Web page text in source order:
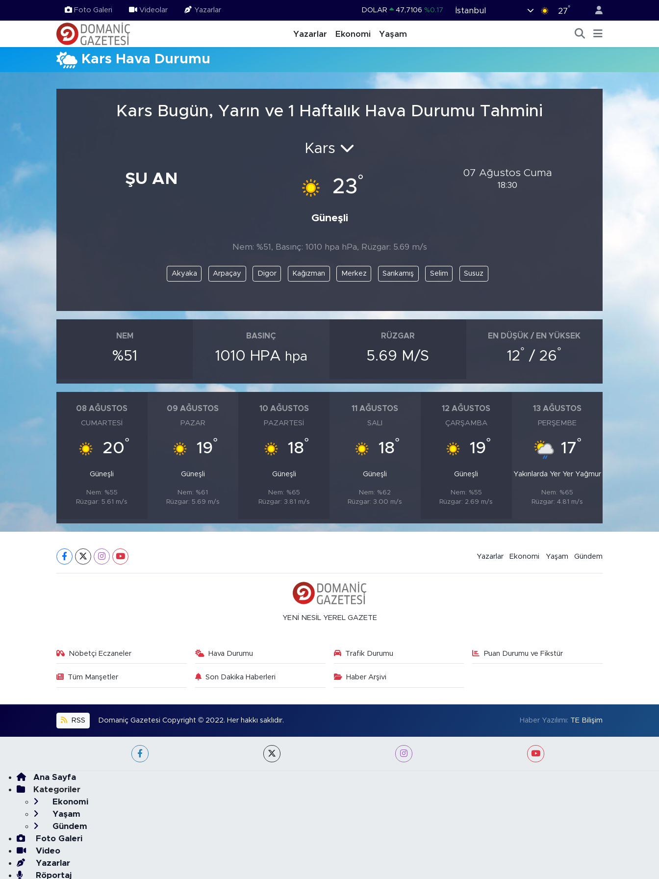
Foto Galeri Videolar Yazarlar DOLAR 47,7106 %0.17
STERLİN 64,4046 %0.35
13.773
İstanbul 27°
Yazarlar Ekonomi Yaşam
Kars Hava Durumu
Kars Bugün, Yarın ve 1 Haftalık Hava Durumu Tahmini
ŞU AN
Kars
23°
Güneşli
07 Ağustos Cuma
18:30
Nem: %51, Basınç: 1010 hpa hPa, Rüzgar: 5.69 m/s
Akyaka Arpaçay Digor Kağızman Merkez Sarıkamış Selim Susuz
NEM
%51
BASINÇ
1010 HPA hpa
RÜZGAR
5.69 M/S
EN DÜŞÜK / EN YÜKSEK
12° / 26°
08 AĞUSTOS
CUMARTESI
20°
Güneşli
Nem: %55
Rüzgar: 5.61 m/s
09 AĞUSTOS
PAZAR
19°
Güneşli
Nem: %61
Rüzgar: 5.69 m/s
10 AĞUSTOS
PAZARTESI
18°
Güneşli
Nem: %65
Rüzgar: 3.81 m/s
11 AĞUSTOS
SALI
18°
Güneşli
Nem: %62
Rüzgar: 3.00 m/s
12 AĞUSTOS
ÇARŞAMBA
19°
Güneşli
Nem: %55
Rüzgar: 2.69 m/s
13 AĞUSTOS
PERŞEMBE
17°
Yakınlarda Yer Yer Yağmur
Nem: %65
Rüzgar: 4.81 m/s
Yazarlar Ekonomi Yaşam Gündem
YENİ NESİL YEREL GAZETE
Nöbetçi Eczaneler Hava Durumu Trafik Durumu Puan Durumu ve Fikstür
Tüm Manşetler Son Dakika Haberleri Haber Arşivi
RSS Domaniç Gazetesi Copyright © 2022. Her hakkı saklıdır. Haber Yazılımı: TE Bilişim
Ana Sayfa
Kategoriler
Ekonomi
Yaşam
Gündem
Foto Galeri
Video
Yazarlar
Röportaj